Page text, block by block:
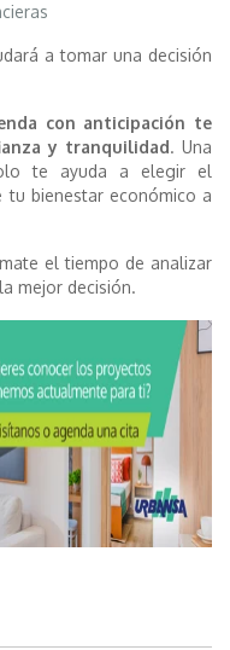
a tomar una decisión
con anticipación te
y tranquilidad. Una
te ayuda a elegir el
tu bienestar económico a
el tiempo de analizar
mejor decisión.